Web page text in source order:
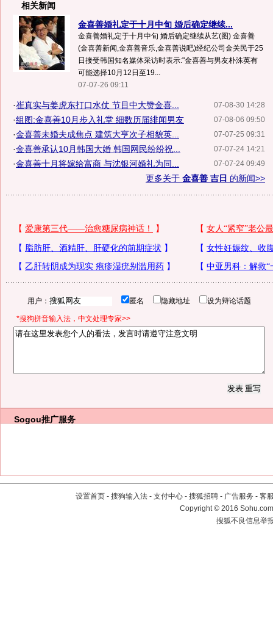
相关新闻
金喜善婚礼定于十月中旬 婚后确定继续...
金喜善婚礼定于十月中旬 婚后确定继续从艺(图) 金喜善
(金喜善新闻,金喜善音乐,金喜善说吧)经纪公司金关民于25
日接受韩国知名媒体采访时表示:"金喜善与男友朴洙英有
可能选择10月12日至19...
07-07-26 09:11
07-08-30 14:28
·崔真实与姜虎东打口水仗 节目中大赞金喜...
07-08-06 09:50
·组图:金喜善10月步入礼堂 细数历届绯闻男友
07-07-25 09:31
·金喜善未婚夫成焦点 建筑大亨次子相貌英...
07-07-24 14:21
·金喜善承认10月韩国大婚 韩国网民纷纷祝...
07-07-24 09:49
·金喜善十月将嫁给富商 与沈银河婚礼为同...
更多关于 金喜善 吉日 的新闻>>
用户： 匿名 隐藏地址 设为辩论话题
*搜狗拼音输入法，中文处理专家>>
Sogou推广服务
设置首页 - 搜狗输入法 - 支付中心 - 搜狐招聘 - 广告服务 - 客
Copyright©2016
搜狐不良信息举